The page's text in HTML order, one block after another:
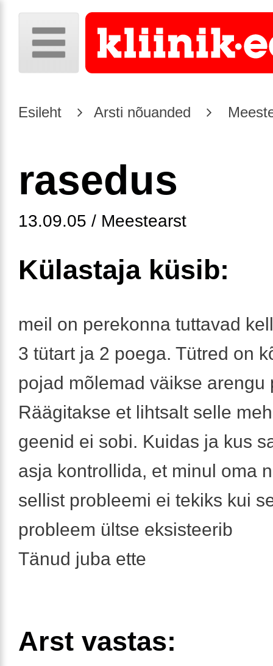
Esileht Arsti nõuanded
rasedus
13.09.05 / Meestearst
Külastaja küsib:
meil on perekonna tuttavad
3 tütart ja 2 poega. Tütred on
pojad mõlemad väikse arengu
Räägitakse et lihtsalt selle
geenid ei sobi. Kuidas ja kus
asja kontrollida, et minul oma
sellist probleemi ei tekiks kui
probleem ültse eksisteerib
Tänud juba ette
Arst vastas: